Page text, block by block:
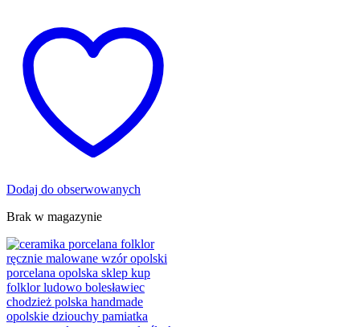
Dodaj do obserwowanych
Brak w magazynie